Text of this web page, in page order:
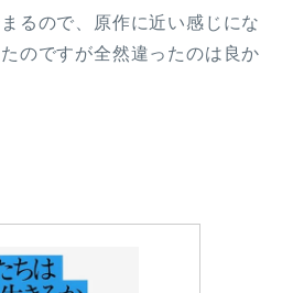
るので、原作に近い感じにな
のですが全然違ったのは良か